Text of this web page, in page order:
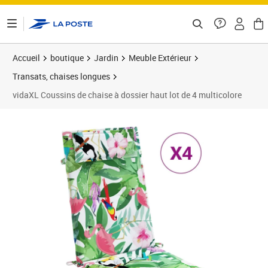
Accueil boutique Jardin
Meuble Extérieur
Transats, chaises longues
vidaXL Coussins de chaise à dossier haut lot de 4 multicolore